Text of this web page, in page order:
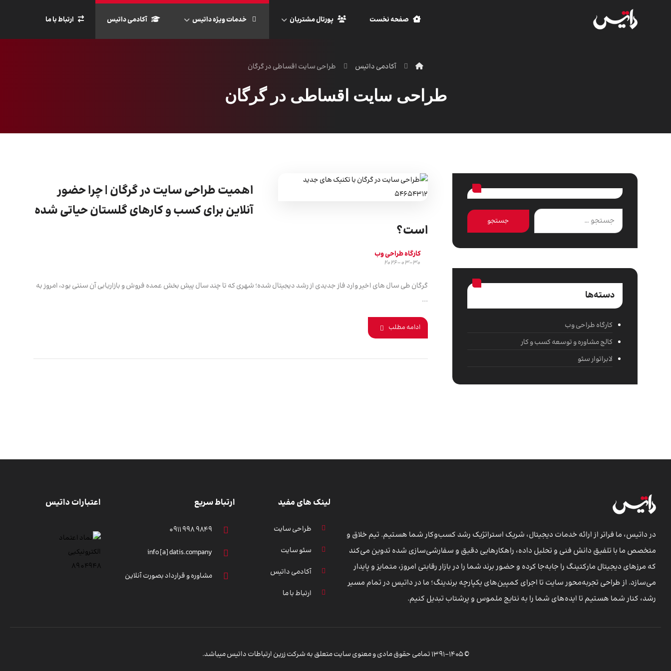
صفحه نخست پورتال مشتریان خدمات ویژه داتیس آکادمی داتیس ارتباط با ما
آکادمی داتیس طراحی سایت اقساطی در گرگان
طراحی سایت اقساطی در گرگان
اهمیت طراحی سایت در گرگان | چرا حضور
آنلاین برای کسب‌ و کارهای گلستان حیاتی شده
است؟
کارگاه طراحی وب
2026-03-30
گرگان طی سال‌ های اخیر وارد فاز جدیدی از رشد دیجیتال شده؛ شهری که تا چند سال پیش بخش عمده فروش و بازاریابی آن سنتی بود، امروز به‌
...
ادامه مطلب
دسته‌ها
کارگاه طراحی وب
کالج مشاوره و توسعه کسب‌ و کار
لابراتوار سئو
در داتیس، ما فراتر از ارائه خدمات دیجیتال، شریک استراتژیک رشد کسب‌وکار شما هستیم. تیم خلاق و
متخصص ما با تلفیق دانش فنی و تحلیل داده، راهکارهایی دقیق و سفارشی‌سازی شده تدوین می‌کند
که مرزهای دیجیتال مارکتینگ را جابه‌جا کرده و حضور برند شما را در بازار رقابتی امروز، متمایز و پایدار
می‌سازد. از طراحی تجربه‌محور سایت تا اجرای کمپین‌های یکپارچه برندینگ؛ ما در داتیس در تمام مسیر
رشد، کنار شما هستیم تا ایده‌های شما را به نتایج ملموس و پرشتاب تبدیل کنیم.
لینک های مفید
طراحی سایت
سئو سایت
آکادمی داتیس
ارتباط با ما
ارتباط سریع
9849 998 0911
info [a] datis.company
مشاوره و قرارداد بصورت آنلاین
اعتبارات داتیس
© ۱۳۹۱-۱۴۰5 تمامی حقوق مادی و معنوی سایت متعلق به شرکت زرین ارتباطات داتیس میباشد.